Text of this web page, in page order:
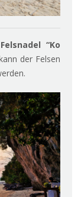
Felsnadel “Ko
der Felsen